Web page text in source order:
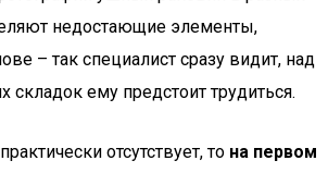
недостающие элементы,
– так специалист сразу видит, над
складок ему предстоит трудиться.
отсутствует, то на первом